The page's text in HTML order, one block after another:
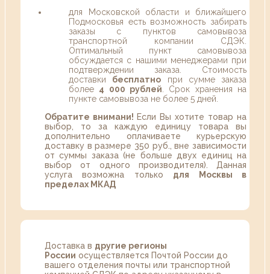
для Московской области и ближайшего
Подмосковья есть возможность забирать
заказы с пунктов самовывоза
транспортной компании СДЭК.
Оптимальный пункт самовывоза
обсуждается с нашими менеджерами при
подтверждении заказа. Стоимость
доставки бесплатно при сумме заказа
более 4 000 рублей . Срок хранения на
пункте самовывоза не более 5 дней.
Обратите внимани! Если Вы хотите товар на
выбор, то за каждую единицу товара вы
дополнительно оплачиваете курьерскую
доставку в размере 350 руб., вне зависимости
от суммы заказа (не больше двух единиц на
выбор от одного производителя). Данная
услуга возможна только для Москвы в
пределах МКАД
Доставка в другие регионы
России осуществляется Почтой России до
вашего отделения почты или транспортной